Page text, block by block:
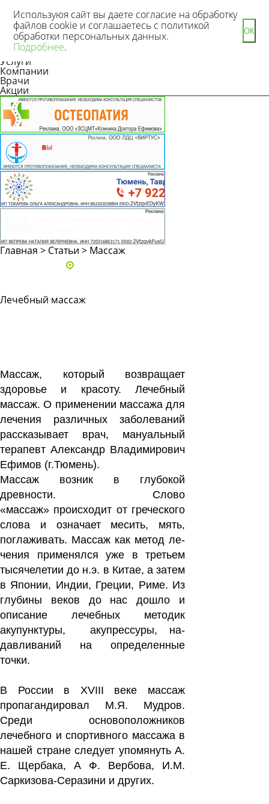
Новости
Статьи
Услуги
Компании
Врачи
Акции
Главная > Статьи > Массаж
Лечебный массаж
Массаж, который возвращает
здоровье и красоту. Лечебный
массаж. О применении массажа для
лечения различных заболеваний
рассказывает врач, мануальный
терапевт Александр Владимирович
Ефимов (г.Тюмень).
Массаж возник в глу­бокой
древности. Слово
«массаж» происходит от греческого
слова и озна­чает месить, мять,
погла­живать. Массаж как метод ле­
чения применялся уже в третьем
тысячелетии до н.э. в Китае, а затем
в Японии, Индии, Греции, Риме. Из
глубины веков до нас дошло и
описание лечебных методик
акупунктуры, акупрессуры, на­
давливаний на определен­ные
точки.
В России в XVIII веке массаж
пропагандировал М.Я. Мудров.
Среди основоположников
лечебного и спортивного массажа в
на­шей стране следует упомя­нуть А.
Е. Щербака, А Ф. Вербова, И.М.
Саркизова-Серазини и других.
Используюя сайт вы даете согласие на обработку
файлов cookie и соглашаетесь с политикой
обработки персональных данных.
Подробнее.
ОК